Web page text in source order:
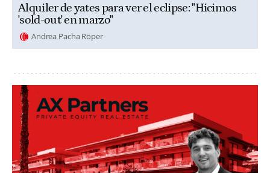
Alquiler de yates para ver el eclipse: "Hicimos
'sold-out' en marzo"
Andrea Pacha Röper